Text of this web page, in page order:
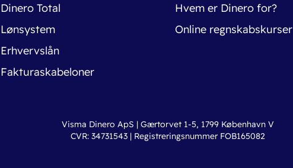
Dinero Total
Lønsystem
Erhvervslån
Fakturaskabeloner
Hvem er Dinero for?
Online regnskabskurser
Visma Dinero ApS | Gærtorvet 1-5, 1799 København V
CVR: 34731543 | Registreringsnummer FOB165082